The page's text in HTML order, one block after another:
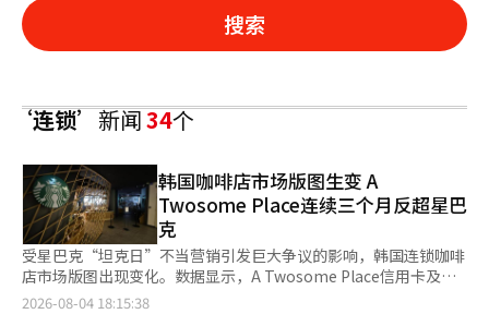
搜索
‘连锁’新闻34个
韩国咖啡店市场版图生变 A
Twosome Place连续三个月反超星巴
克
受星巴克“坦克日”不当营销引发巨大争议的影响，韩国连锁咖啡
店市场版图出现变化。数据显示，A Twosome Place信用卡及借
记卡月度结算金额已连续三个月超过星巴克，平价咖啡品牌Mega
2026-08-04 18:15:38